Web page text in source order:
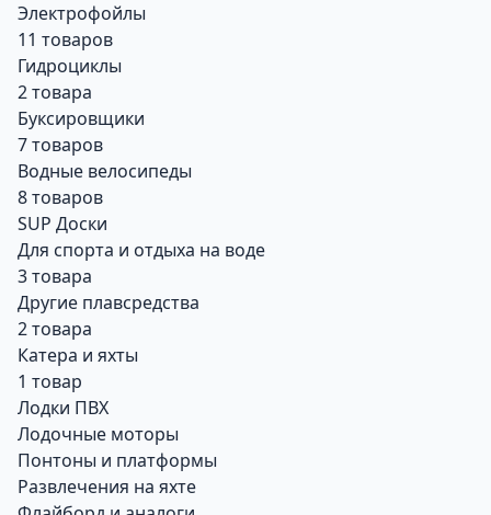
Электрофойлы
11 товаров
Гидроциклы
2 товара
Буксировщики
7 товаров
Водные велосипеды
8 товаров
SUP Доски
Для спорта и отдыха на воде
3 товара
Другие плавсредства
2 товара
Катера и яхты
1 товар
Лодки ПВХ
Лодочные моторы
Понтоны и платформы
Развлечения на яхте